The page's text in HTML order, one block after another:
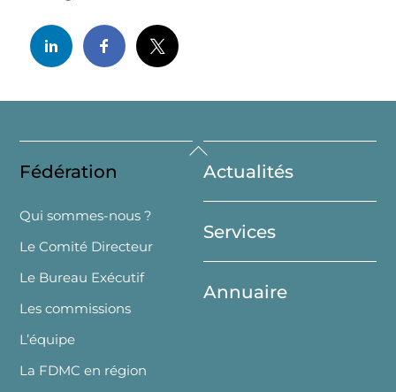
Back
To
Top
Fédération
Qui sommes-nous ?
Le Comité Directeur
Le Bureau Exécutif
Les commissions
L’équipe
La FDMC en région
Actualités
Services
Annuaire